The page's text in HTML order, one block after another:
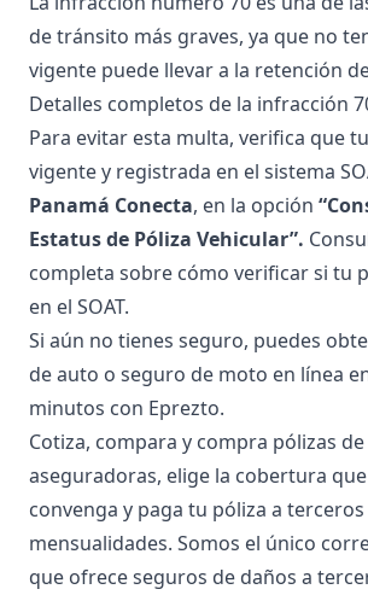
de tránsito más graves, ya que no
vigente puede llevar a la retención
Detalles completos de la infracción
Para evitar esta multa, verifica que
vigente y registrada en el sistema
Panamá Conecta, en la opción
Estatus de Póliza Vehicular”.
completa sobre cómo verificar si tu
en el SOAT.
Si aún no tienes seguro, puedes
de auto o seguro de moto en línea
minutos con Eprezto.
Cotiza, compara y compra pólizas
aseguradoras, elige la cobertura
convenga y paga tu póliza a
mensualidades. Somos el único
que ofrece seguros de daños a